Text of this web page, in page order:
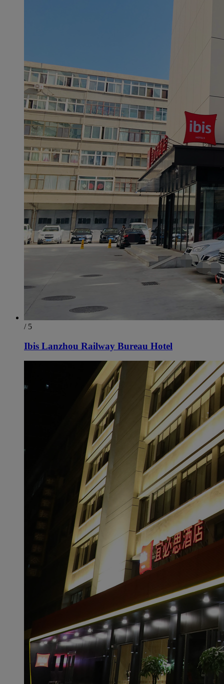
/ 5
Ibis Lanzhou Railway Bureau Hotel